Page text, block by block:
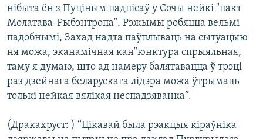
нібыта ён з Пуціным падпісаў у Сочы нейкі "пакт
Молатава-Рыбэнтропа". Рэжымы робяцца вельмі
падобнымі, Захад надта паўплываць на сытуацыю
ня можа, эканамічная кан''юнктура спрыяльная,
таму я думаю, што ад намеру балятавацца ў трэці
раз дзейнага беларускага лідэра можа ўтрымаць
толькі нейкая вялікая неспадзяванка”.
(Дракахруст: ) “Цікавай была рэакцыя кіраўніка